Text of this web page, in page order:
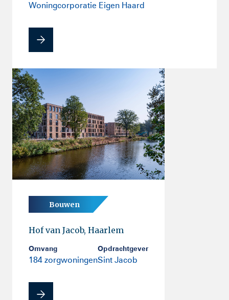
Woningcorporatie Eigen Haard
Bouwen
Hof van Jacob, Haarlem
Omvang
184 zorgwoningen
Opdrachtgever
Sint Jacob